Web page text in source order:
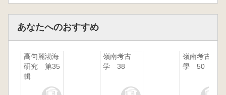
あなたへのおすすめ
高句麗渤海
研究 第35
輯
嶺南考古
学 38
嶺南考古
學 50